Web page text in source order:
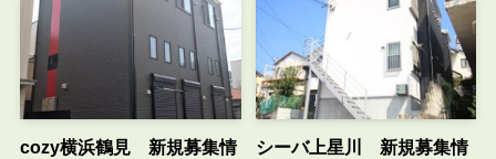
cozy横浜鶴見 新規募集情
シーバ上星川 新規募集情